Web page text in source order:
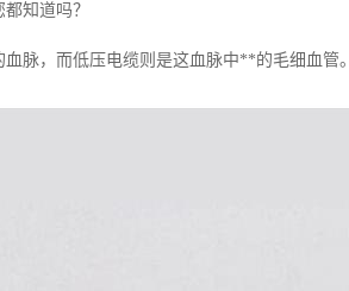
知道吗？
脉，而低压电缆则是这血脉中**的毛细血管。